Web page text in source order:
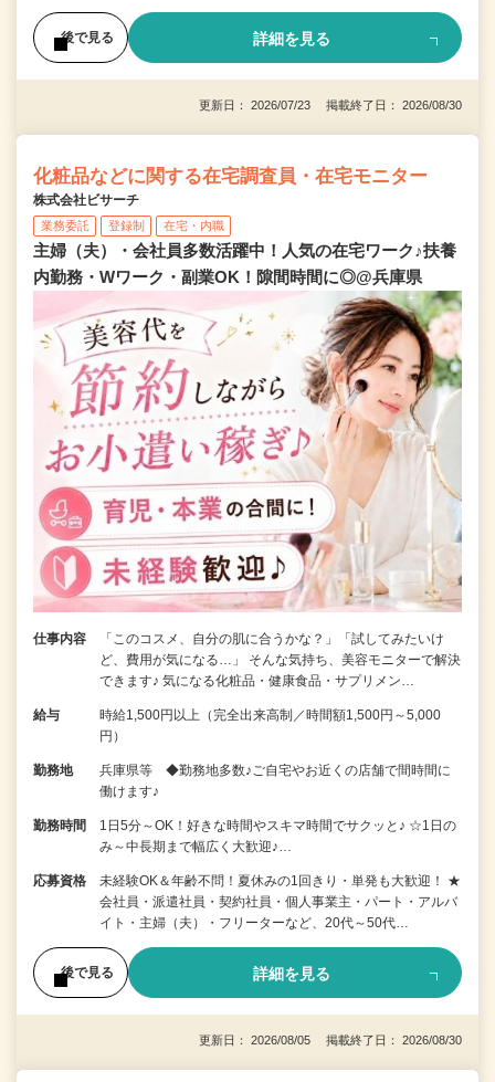
後で見る 詳細を見る
更新日： 2026/07/23 掲載終了日： 2026/08/30
化粧品などに関する在宅調査員・在宅モニター
株式会社ビサーチ
業務委託 登録制 在宅・内職
主婦（夫）・会社員多数活躍中！人気の在宅ワーク♪扶養
内勤務・Wワーク・副業OK！隙間時間に◎@兵庫県
仕事内容
「このコスメ、自分の肌に合うかな？」「試してみたいけ
ど、費用が気になる…」 そんな気持ち、美容モニターで解決
できます♪ 気になる化粧品・健康食品・サプリメン…
給与
時給1,500円以上（完全出来高制／時間額1,500円～5,000
円）
勤務地
兵庫県等 ◆勤務地多数♪ご自宅やお近くの店舗で間時間に
働けます♪
勤務時間
1日5分～OK！好きな時間やスキマ時間でサクッと♪ ☆1日の
み～中長期まで幅広く大歓迎♪…
応募資格
未経験OK＆年齢不問！夏休みの1回きり・単発も大歓迎！ ★
会社員・派遣社員・契約社員・個人事業主・パート・アルバ
イト・主婦（夫）・フリーターなど、20代～50代…
後で見る 詳細を見る
更新日： 2026/08/05 掲載終了日： 2026/08/30